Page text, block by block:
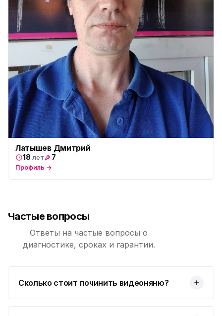
Латышев Дмитрий
18 лет 7
Профиль →
Частые вопросы
Ответы на частые вопросы о
диагностике, сроках и гарантии.
Сколько стоит починить видеоняню?